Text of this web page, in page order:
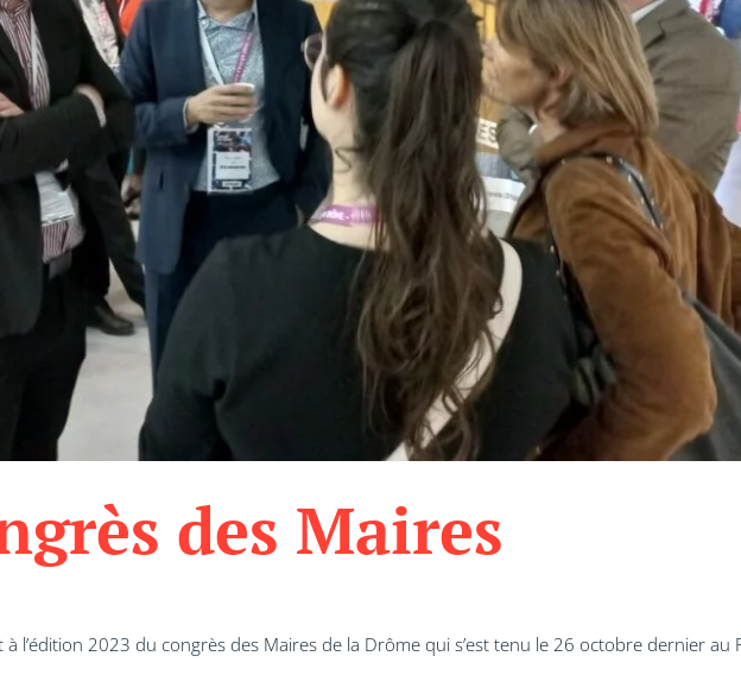
des Maires
l’édition 2023 du congrès des Maires de la Drôme qui s’est tenu le 26 octobre dernier au